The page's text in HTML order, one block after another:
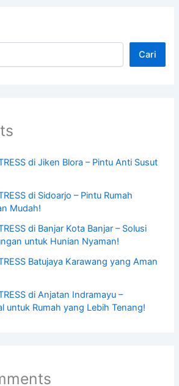
Cari
di Jiken Blora – Pintu Anti Susut
di Sidoarjo – Pintu Rumah
Mudah!
di Banjar Kota Banjar – Solusi
untuk Hunian Nyaman!
Batujaya Karawang yang Aman
di Anjatan Indramayu –
untuk Rumah yang Lebih Tenang!